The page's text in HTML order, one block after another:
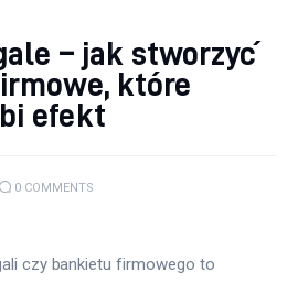
technologie– jak stworzyć
które
efekt
0 COMMENTS
czy bankietu firmowego to